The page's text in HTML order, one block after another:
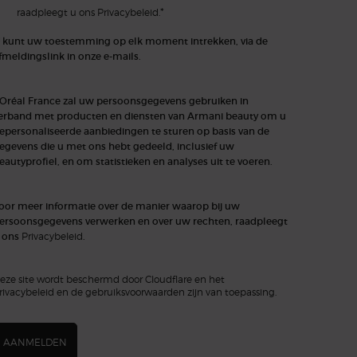
raadpleegt u ons Privacybeleid. *
kunt uw toestemming op elk moment intrekken, via de
in onze e-mails.
France zal uw persoonsgegevens gebruiken in
met producten en diensten van Armani beauty om u
aanbiedingen te sturen op basis van de
die u met ons hebt gedeeld, inclusief uw
en om statistieken en analyses uit te voeren.
meer informatie over de manier waarop bij uw
verwerken en over uw rechten, raadpleegt
ons Privacybeleid
site wordt beschermd door Cloudflare en het
en de gebruiksvoorwaarden zijn van toepassing.
AANMELDEN